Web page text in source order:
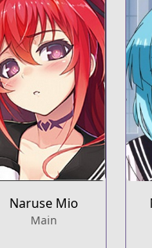
Naruse Mio
Main